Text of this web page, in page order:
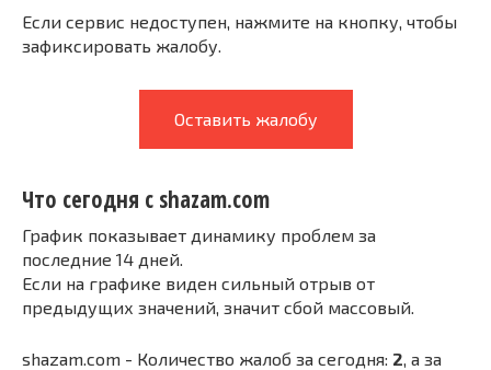
Если сервис недоступен, нажмите на кнопку, чтобы
зафиксировать жалобу.
Оставить жалобу
Что сегодня с shazam.com
График показывает динамику проблем за
последние 14 дней.
Если на графике виден сильный отрыв от
предыдущих значений, значит сбой массовый.
shazam.com - Количество жалоб за сегодня: 2 , а за